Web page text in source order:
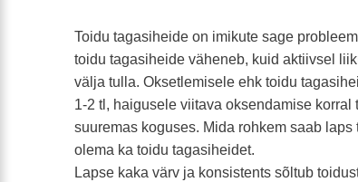
Toidu tagasiheide on imikute sage
toidu tagasiheide väheneb, kuid aktiivsel
välja tulla. Oksetlemisele ehk toidu
1-2 tl, haigusele viitava oksendamise korral
suuremas koguses. Mida rohkem saab
olema ka toidu tagasiheidet.
Lapse kaka värv ja konsistents sõltub